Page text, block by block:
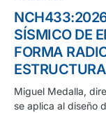
SÍSMICO DE
FORMA
Miguel Medalla,
se aplica al diseño